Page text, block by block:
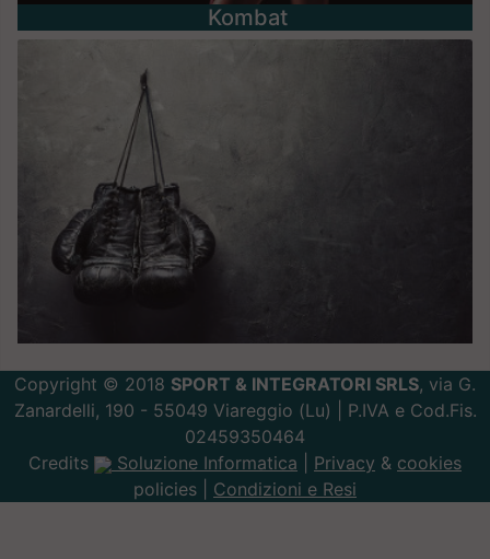
Kombat
Copyright © 2018 SPORT & INTEGRATORI SRLS, via G.
Zanardelli, 190 - 55049 Viareggio (Lu) | P.IVA e Cod.Fis.
02459350464
Credits
Soluzione Informatica Privacy & cookies
policies | Condizioni e Resi